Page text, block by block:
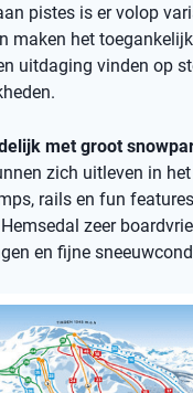
pistes is er volop
maken het
uitdaging vinden op
met groot
zich uitleven in
rails en fun
zeer
en fijne